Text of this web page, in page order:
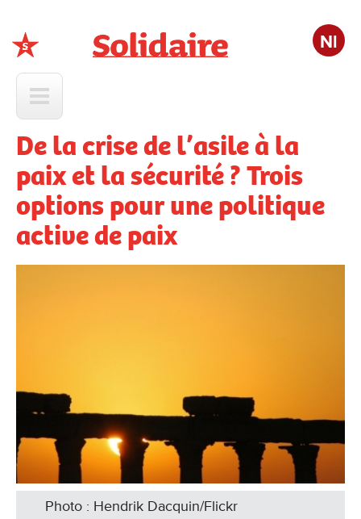
Nl
De la crise de l’asile à la
paix et la sécurité ? Trois
options pour une politique
active de paix
Photo : Hendrik Dacquin/Flickr